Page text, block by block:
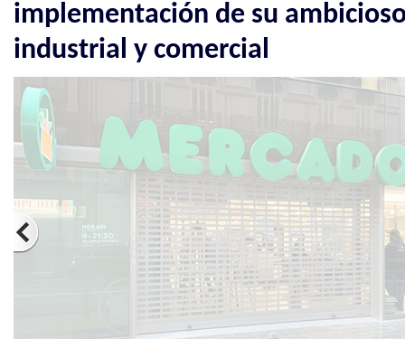
implementación de su
industrial y comercial